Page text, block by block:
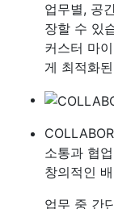
업무별, 공
장할 수 있
커스터 마
게 최적화
소통과 협
창의적인
업무 중 간